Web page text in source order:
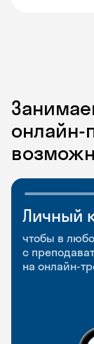
онлайн-
Личный
чтобы в
с
на онлайн-
чтобы
и когда
и Talks
Групповые
и